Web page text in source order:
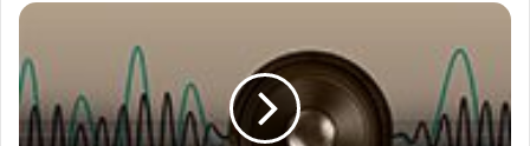
آگهی
شیرآلات
رخشید